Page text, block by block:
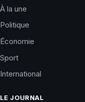
À la une
Politique
Économie
Sport
International
LE JOURNAL